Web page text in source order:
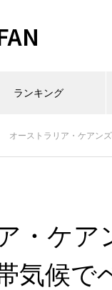
ランキング
オーストラリア・ケアン
・ケア
気候で